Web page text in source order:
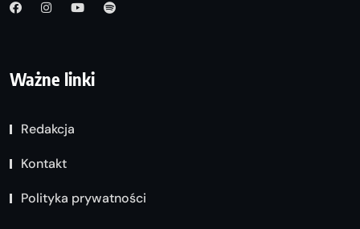
Ważne linki
Redakcja
Kontakt
Polityka prywatności